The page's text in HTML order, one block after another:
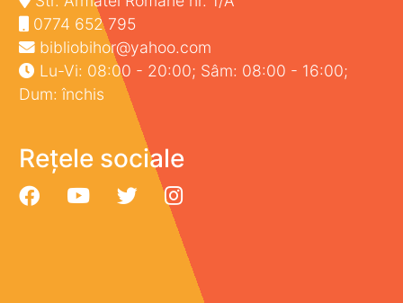
0774 652 795
bibliobihor@yahoo.com
Lu-Vi: 08:00 - 20:00; Sâm: 08:00 - 16:00;
Dum: închis
Rețele sociale